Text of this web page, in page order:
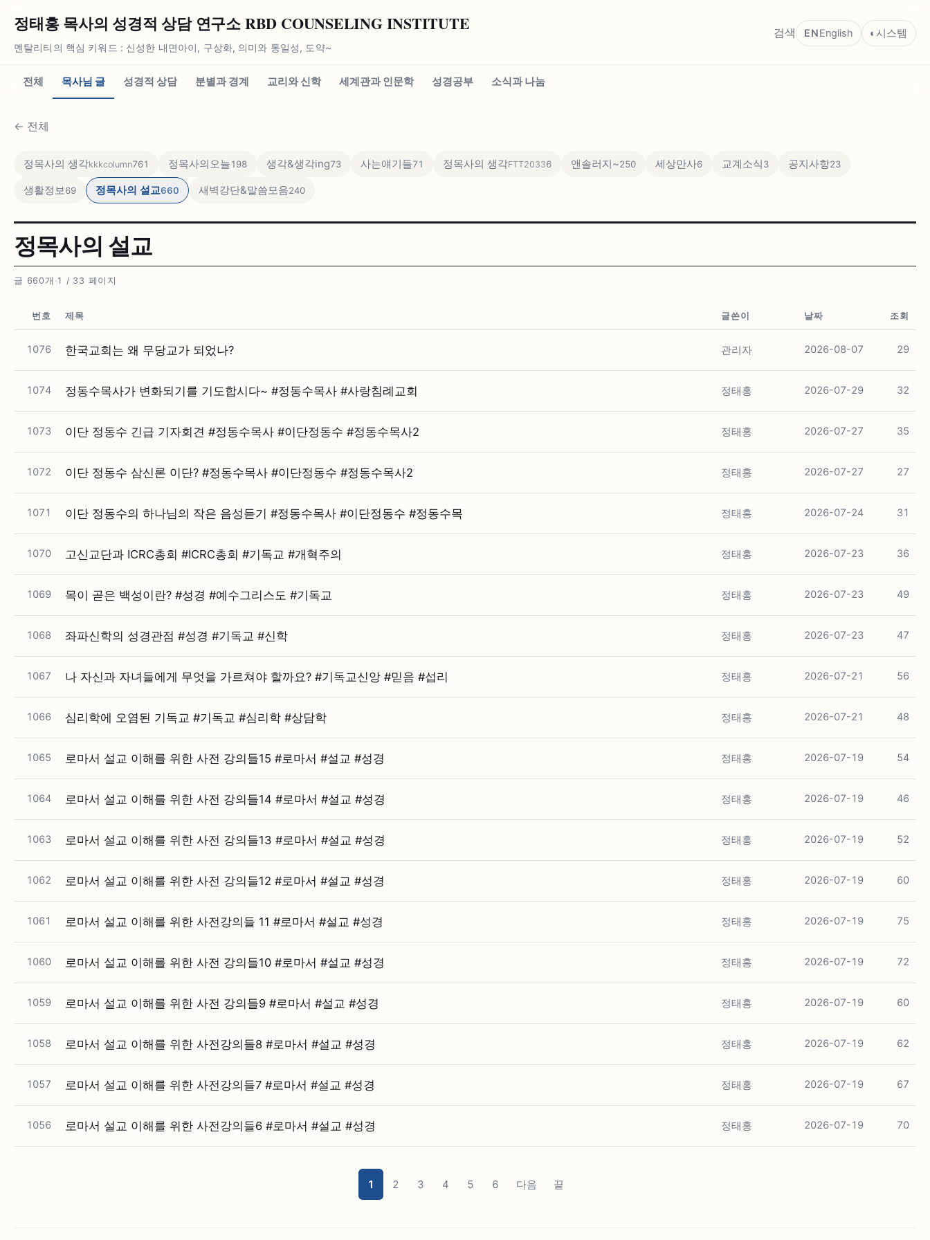
정태홍 목사의 성경적 상담 연구소 RBD COUNSELING INSTITUTE
멘탈리티의 핵심 키워드 : 신성한 내면아이, 구상화, 의미와 통일성, 도약~
검색 ENEnglish ◐ 시스템
전체 목사님 글 성경적 상담 분별과 경계 교리와 신학 세계관과 인문학 성경공부 소식과 나눔
← 전체
정목사의 생각kkkcolumn761 정목사의오늘198 생각&생각ing73 사는얘기들71 정목사의 생각FTT20336 앤솔러지~250 세상만사6 교계소식3 공지사항23
생활정보69 정목사의 설교660 새벽강단&말씀모음240
정목사의 설교
글 660개 · 1 / 33 페이지
번호 제목 글쓴이 날짜 조회
1076 한국교회는 왜 무당교가 되었나? 관리자 2026-08-07 29
1074 정동수목사가 변화되기를 기도합시다~ #⁠정동수목사 #⁠사랑침례교회 정태홍 2026-07-29 32
1073 이단 정동수 긴급 기자회견 #⁠정동수목사 #⁠이단정동수 #⁠정동수목사2 정태홍 2026-07-27 35
1072 이단 정동수 삼신론 이단? #⁠정동수목사 #⁠이단정동수 #⁠정동수목사2 정태홍 2026-07-27 27
1071 이단 정동수의 하나님의 작은 음성듣기 #⁠정동수목사 #⁠이단정동수 #⁠정동수목 정태홍 2026-07-24 31
1070 고신교단과 ICRC총회 #⁠ICRC총회 #⁠기독교 #⁠개혁주의 정태홍 2026-07-23 36
1069 목이 곧은 백성이란? #⁠성경 #⁠예수그리스도 #⁠기독교 정태홍 2026-07-23 49
1068 좌파신학의 성경관점 #⁠성경 #⁠기독교 #⁠신학 정태홍 2026-07-23 47
1067 나 자신과 자녀들에게 무엇을 가르쳐야 할까요? #⁠기독교신앙 #⁠믿음 #⁠섭리 정태홍 2026-07-21 56
1066 심리학에 오염된 기독교 #⁠기독교 #⁠심리학 #⁠상담학 정태홍 2026-07-21 48
1065 로마서 설교 이해를 위한 사전 강의들15 #⁠로마서 #⁠설교 #⁠성경 정태홍 2026-07-19 54
1064 로마서 설교 이해를 위한 사전 강의들14 #⁠로마서 #⁠설교 #⁠성경 정태홍 2026-07-19 46
1063 로마서 설교 이해를 위한 사전 강의들13 #⁠로마서 #⁠설교 #⁠성경 정태홍 2026-07-19 52
1062 로마서 설교 이해를 위한 사전 강의들12 #⁠로마서 #⁠설교 #⁠성경 정태홍 2026-07-19 60
1061 로마서 설교 이해를 위한 사전강의들 11 #⁠로마서 #⁠설교 #⁠성경 정태홍 2026-07-19 75
1060 로마서 설교 이해를 위한 사전 강의들10 #⁠로마서 #⁠설교 #⁠성경 정태홍 2026-07-19 72
1059 로마서 설교 이해를 위한 사전 강의들9 #⁠로마서 #⁠설교 #⁠성경 정태홍 2026-07-19 60
1058 로마서 설교 이해를 위한 사전강의들8 #⁠로마서 #⁠설교 #⁠성경 정태홍 2026-07-19 62
1057 로마서 설교 이해를 위한 사전강의들7 #⁠로마서 #⁠설교 #⁠성경 정태홍 2026-07-19 67
1056 로마서 설교 이해를 위한 사전강의들6 #⁠로마서 #⁠설교 #⁠성경 정태홍 2026-07-19 70
1 2 3 4 5 6 다음 끝